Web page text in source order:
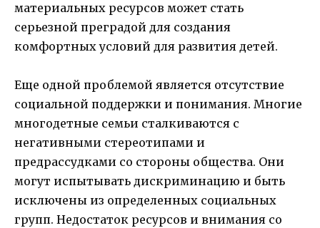
материальных ресурсов может стать
серьезной преградой для создания
комфортных условий для развития детей.
Еще одной проблемой является отсутствие
социальной поддержки и понимания. Многие
многодетные семьи сталкиваются с
негативными стереотипами и
предрассудками со стороны общества. Они
могут испытывать дискриминацию и быть
исключены из определенных социальных
групп. Недостаток ресурсов и внимания со